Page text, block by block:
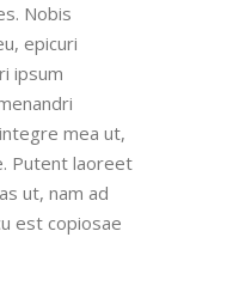
Nobis
epicuri
ipsum
mea ut,
Putent laoreet
ut, nam ad
est copiosae